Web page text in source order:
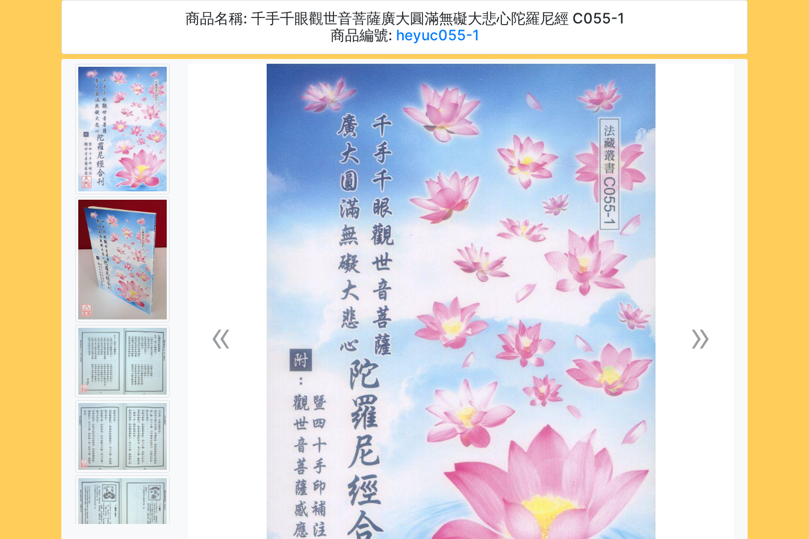
商品名稱: 千手千眼觀世音菩薩廣大圓滿無礙大悲心陀羅尼經 C055-1
商品編號: heyuc055-1
«上一張 »下一張